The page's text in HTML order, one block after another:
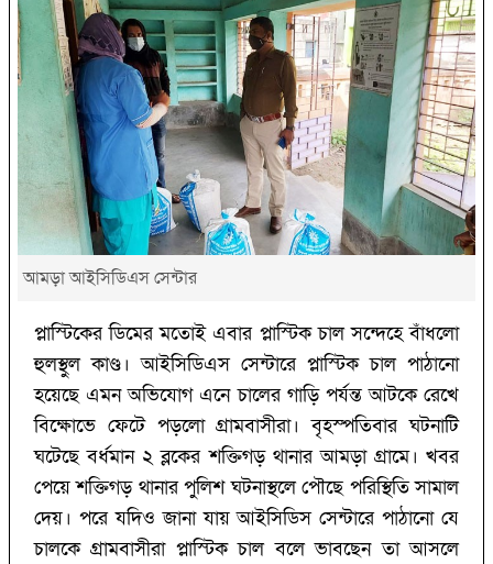
আমড়া আইসিডিএস সেন্টার
প্লাস্টিকের ডিমের মতোই এবার প্লাস্টিক চাল সন্দেহে বাঁধলো
হুলস্থুল কাণ্ড। আইসিডিএস সেন্টারে প্লাস্টিক চাল পাঠানো
হয়েছে এমন অভিযোগ এনে চালের গাড়ি পর্যন্ত আটকে রেখে
বিক্ষোভে ফেটে পড়লো গ্রামবাসীরা। বৃহস্পতিবার ঘটনাটি
ঘটেছে বর্ধমান ২ ব্লকের শক্তিগড় থানার আমড়া গ্রামে। খবর
পেয়ে শক্তিগড় থানার পুলিশ ঘটনাস্থলে পৌছে পরিস্থিতি সামাল
দেয়। পরে যদিও জানা যায় আইসিডিস সেন্টারে পাঠানো যে
চালকে গ্রামবাসীরা প্লাস্টিক চাল বলে ভাবছেন তা আসলে